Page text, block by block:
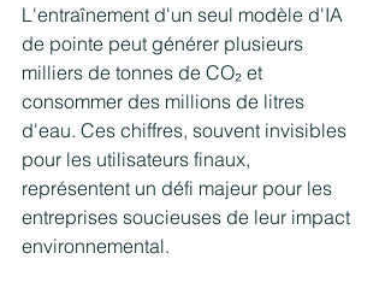
L'entraînement d'un seul modèle d'IA
de pointe peut générer plusieurs
milliers de tonnes de CO₂ et
consommer des millions de litres
d'eau. Ces chiffres, souvent invisibles
pour les utilisateurs finaux,
représentent un défi majeur pour les
entreprises soucieuses de leur impact
environnemental.